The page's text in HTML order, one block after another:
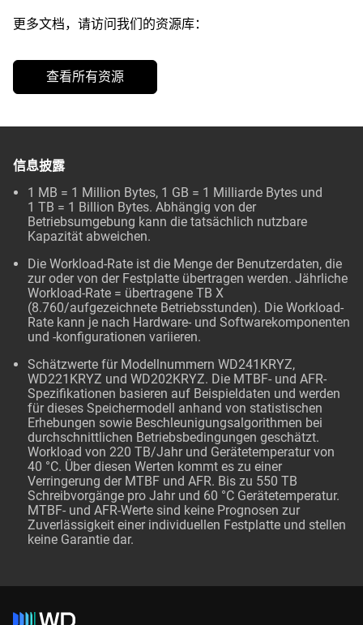
更多文档，请访问我们的资源库：
查看所有资源
信息披露
1 MB = 1 Million Bytes, 1 GB = 1 Milliarde Bytes und
1 TB = 1 Billion Bytes. Abhängig von der
Betriebsumgebung kann die tatsächlich nutzbare
Kapazität abweichen.
Die Workload-Rate ist die Menge der Benutzerdaten, die
zur oder von der Festplatte übertragen werden. Jährliche
Workload-Rate = übertragene TB X
(8.760/aufgezeichnete Betriebsstunden). Die Workload-
Rate kann je nach Hardware- und Softwarekomponenten
und -konfigurationen variieren.
Schätzwerte für Modellnummern WD241KRYZ,
WD221KRYZ und WD202KRYZ. Die MTBF- und AFR-
Spezifikationen basieren auf Beispieldaten und werden
für dieses Speichermodell anhand von statistischen
Erhebungen sowie Beschleunigungsalgorithmen bei
durchschnittlichen Betriebsbedingungen geschätzt.
Workload von 220 TB/Jahr und Gerätetemperatur von
40 °C. Über diesen Werten kommt es zu einer
Verringerung der MTBF und AFR. Bis zu 550 TB
Schreibvorgänge pro Jahr und 60 °C Gerätetemperatur.
MTBF- und AFR-Werte sind keine Prognosen zur
Zuverlässigkeit einer individuellen Festplatte und stellen
keine Garantie dar.